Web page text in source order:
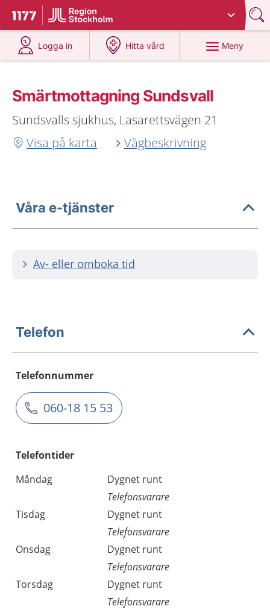
Till startsidan för 1177
Du har valt region
Logga in
på 1177.se
Hitta vård
på 1177.se
Meny
Smärtmottagning Sundsvall
Sundsvalls sjukhus, Lasarettsvägen 21
Visa på karta
Vägbeskrivning
Våra e-tjänster
Av- eller omboka tid
Telefon
Telefonnummer
060-18 15 53
Telefontider
Måndag
Dygnet runt
Telefonsvarare
Tisdag
Dygnet runt
Telefonsvarare
Onsdag
Dygnet runt
Telefonsvarare
Torsdag
Dygnet runt
Telefonsvarare